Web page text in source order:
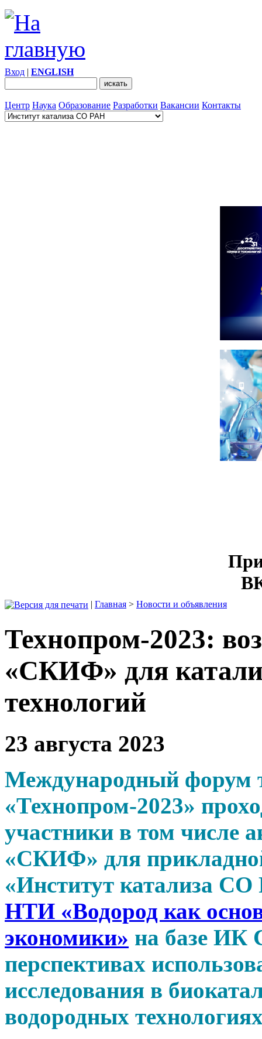
Вход | ENGLISH
Центр Наука Образование Разработки Вакансии Контакты
| Главная > Новости и объявления
Технопром-2023:
«СКИФ» для
технологий
23 августа 2023
Международный форум
«Технопром-2023»
участники в том числе
«СКИФ» для
«Институт катализа
НТИ «Водород как
экономики» на базе ИК
перспективах
исследования в
водородных